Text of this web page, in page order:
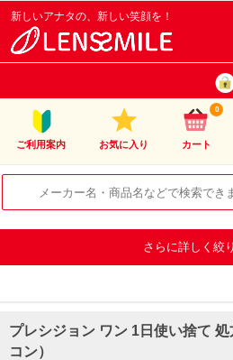
新しいアナタの、新しい笑顔を！
ご利用案内 お気に入り カート
0
さらに詳しく絞
プレシジョン ワン 1日使い捨て
コン）